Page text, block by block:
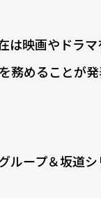
映画やドラ
務めることが
ープ＆坂道